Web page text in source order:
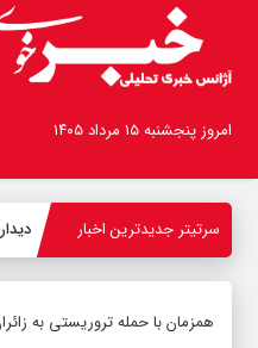
امروز پنجشنبه ۱۵ مرداد ۱۴۰۵
سرتیتر جدیدترین اخبار -
همزمان با حمله تروریستی به